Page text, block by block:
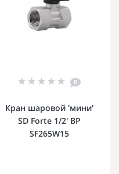
0
Кран шаровой 'мини'
SD Forte 1/2' ВР
SF265W15